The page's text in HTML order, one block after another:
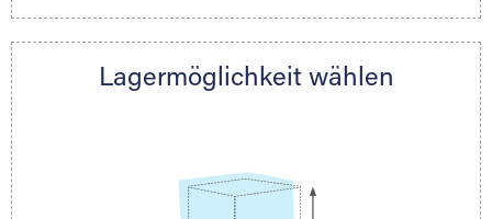
direkt online mieten. Gibt es Extraraum noch
nächstgelegenen Partner und besprechen alles
Lagermöglichkeit wählen